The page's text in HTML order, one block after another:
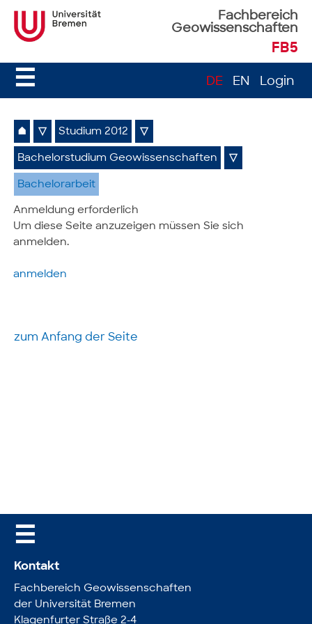
Fachbereich
Geowissenschaften
FB5
☰ DE EN Login
⌂ ▽ Studium 2012 ▽
Bachelorstudium Geowissenschaften ▽
Bachelorarbeit
Anmeldung erforderlich
Um diese Seite anzuzeigen müssen Sie sich
anmelden.
anmelden
zum Anfang der Seite
☰
Kontakt
Fachbereich Geowissenschaften
der Universität Bremen
Klagenfurter Straße 2-4